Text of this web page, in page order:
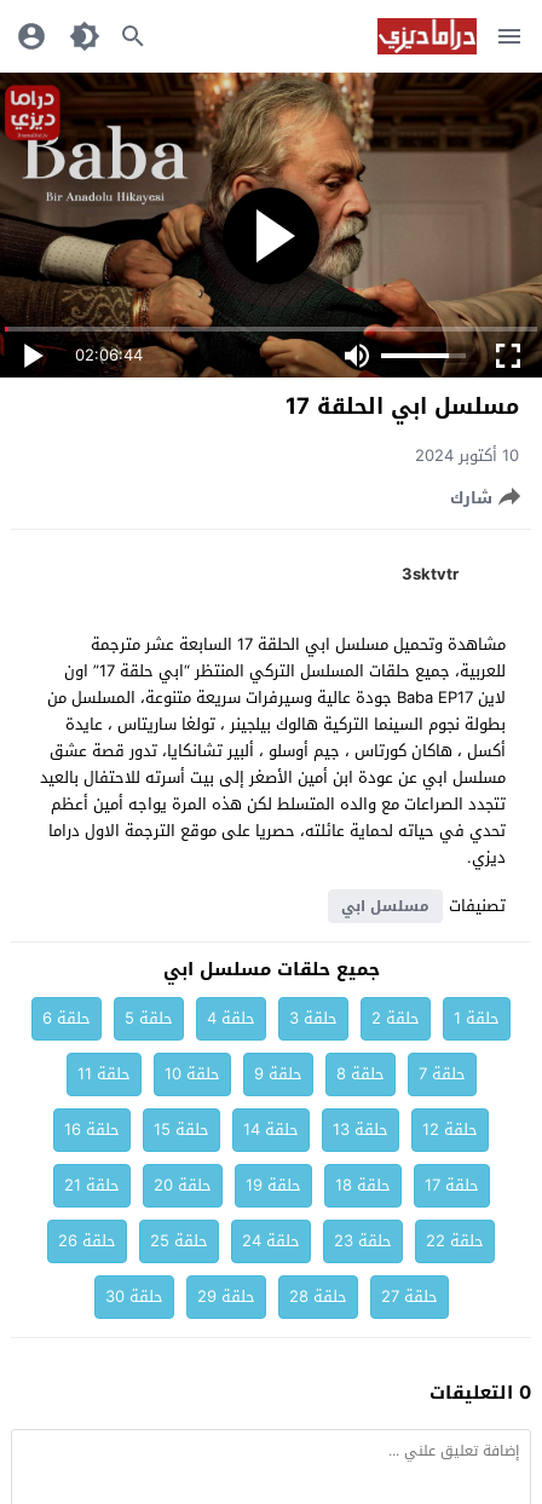
02:06:44
مسلسل ابي الحلقة 17
10 أكتوبر 2024
شارك
3sktvtr
مشاهدة وتحميل مسلسل ابي الحلقة 17 السابعة عشر مترجمة
للعربية، جميع حلقات المسلسل التركي المنتظر “ابي حلقة 17” اون
لاين Baba EP17 جودة عالية وسيرفرات سريعة متنوعة، المسلسل من
بطولة نجوم السينما التركية هالوك بيلجينر ، تولغا ساريتاس ، عايدة
أكسل ، هاكان كورتاس ، جيم أوسلو ، ألبير تشانكايا، تدور قصة عشق
مسلسل ابي عن عودة ابن أمين الأصغر إلى بيت أسرته للاحتفال بالعيد
تتجدد الصراعات مع والده المتسلط لكن هذه المرة يواجه أمين أعظم
تحدي في حياته لحماية عائلته، حصريا على موقع الترجمة الاول دراما
ديزي.
تصنيفات
مسلسل ابي
جميع حلقات مسلسل ابي
حلقة 1 حلقة 2 حلقة 3 حلقة 4 حلقة 5
حلقة 6
حلقة 7
حلقة 8 حلقة 9 حلقة 10
حلقة 11
حلقة 12
حلقة 13 حلقة 14 حلقة 15
حلقة 16
حلقة 17
حلقة 18 حلقة 19 حلقة 20
حلقة 21
حلقة 22
حلقة 23 حلقة 24 حلقة 25
حلقة 26
حلقة 27
حلقة 28 حلقة 29 حلقة 30
0 التعليقات